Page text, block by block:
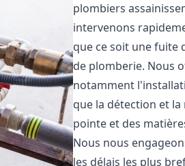
plombiers
intervenons
que ce soit une fuite
de plomberie. Nous
notamment
que la détection et
pointe et des
Nous nous
les délais les plus